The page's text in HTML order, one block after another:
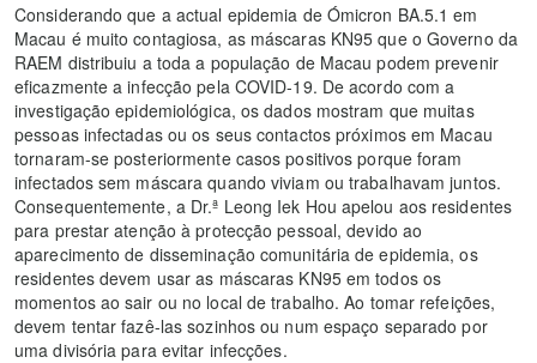
Considerando que a actual epidemia de Ómicron BA.5.1 em
Macau é muito contagiosa, as máscaras KN95 que o Governo da
RAEM distribuiu a toda a população de Macau podem prevenir
eficazmente a infecção pela COVID-19. De acordo com a
investigação epidemiológica, os dados mostram que muitas
pessoas infectadas ou os seus contactos próximos em Macau
tornaram-se posteriormente casos positivos porque foram
infectados sem máscara quando viviam ou trabalhavam juntos.
Consequentemente, a Dr.ª Leong Iek Hou apelou aos residentes
para prestar atenção à protecção pessoal, devido ao
aparecimento de disseminação comunitária de epidemia, os
residentes devem usar as máscaras KN95 em todos os
momentos ao sair ou no local de trabalho. Ao tomar refeições,
devem tentar fazê-las sozinhos ou num espaço separado por
uma divisória para evitar infecções.